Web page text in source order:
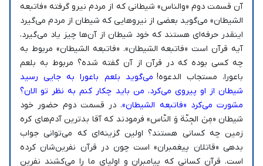
آن قسمت دوم «والناس» شیطانی که از مردم نیرو گرفته «فاتبعه
الشیطان» می‌گوید بعضی از نیروهایی که شیطان از مردم می‌گیرد
اینقدر حرفه‌ای هستند که خود شیطان از آن‌ها چیز یاد می‌گیرد،
آیه قرآن است «فاتبعه الشیطان». «فاتبعه الشیطان» مربوط به
چه کسی بوده که در قرآن از آن گفته شده؟ مربوط به بلعم
باعورا، مستجاب الدعوه! می‌گوید بلعم باعورا به جایی رسید
شیطان از او پیروی می‌کرد، من باید چکار کنم به نظر تو الان؟
مشورت می‌کرد «فاتبعه الشیطان». در قسمت دوم حضور خود
شیطان «مِنَ الجِنّة وَ النّاس» فرمودند که آقا بدترین آدم‌های کره
زمین چه کسانی هستند؟ اولین گزینه‌ای که می‌توانی جواب
بدهی «قاتلان پیغمبران» است چون در قرآن نفرین‌شان کرده
است. قرآن کسانی که پیامبران و اولیای ما را می‌کشند نفرین